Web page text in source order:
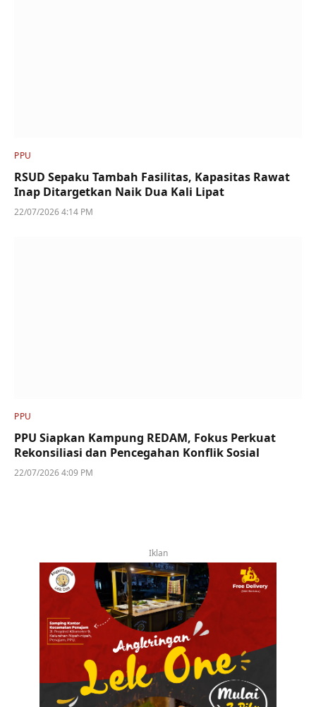
PPU
RSUD Sepaku Tambah Fasilitas, Kapasitas Rawat
Inap Ditargetkan Naik Dua Kali Lipat
22/07/2026 4:14 PM
PPU
PPU Siapkan Kampung REDAM, Fokus Perkuat
Rekonsiliasi dan Pencegahan Konflik Sosial
22/07/2026 4:09 PM
Iklan